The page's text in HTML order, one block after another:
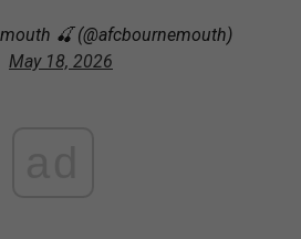
🍒 (@afcbournemouth)
May 18, 2026